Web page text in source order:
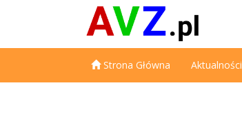
Strona Główna Aktualności